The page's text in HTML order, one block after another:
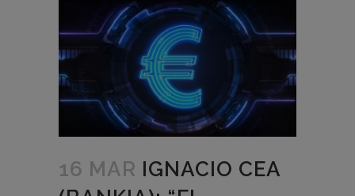
16 MAR IGNACIO CEA